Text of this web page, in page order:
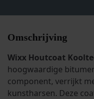
Omschrijving
Wixx Houtcoat
hoogwaardige
component, verrijkt
kunstharsen. Deze